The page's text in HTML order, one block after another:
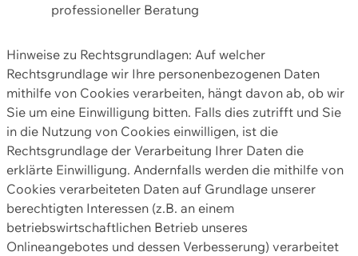
professioneller Beratung
Hinweise zu Rechtsgrundlagen: Auf welcher
Rechtsgrundlage wir Ihre personenbezogenen Daten
mithilfe von Cookies verarbeiten, hängt davon ab, ob wir
Sie um eine Einwilligung bitten. Falls dies zutrifft und Sie
in die Nutzung von Cookies einwilligen, ist die
Rechtsgrundlage der Verarbeitung Ihrer Daten die
erklärte Einwilligung. Andernfalls werden die mithilfe von
Cookies verarbeiteten Daten auf Grundlage unserer
berechtigten Interessen (z.B. an einem
betriebswirtschaftlichen Betrieb unseres
Onlineangebotes und dessen Verbesserung) verarbeitet